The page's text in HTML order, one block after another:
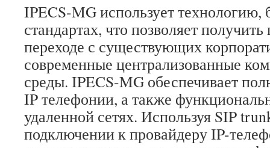
IPECS-MG использует
стандартах, что позволяет
переходе с существующих
современные централизованные
среды. IPECS-MG обеспечивает
IP телефонии, а также
удаленной сетях. Используя SIP
подключении к провайдеру IP-